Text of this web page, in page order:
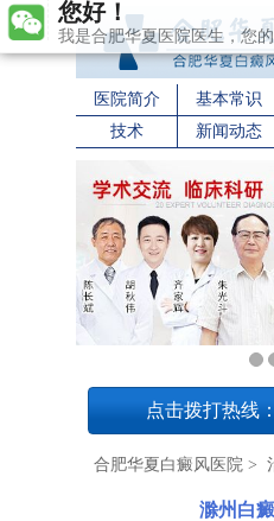
医院简介 基本常识
技术
新闻动态
点击拨打热线
合肥华夏白癜风医院 >
滁州白
我是合肥华夏医院医生，您